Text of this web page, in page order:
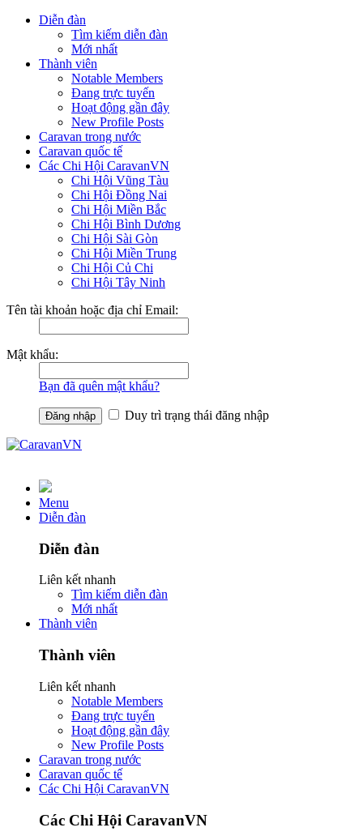
Diễn đàn
Tìm kiếm diễn đàn
Mới nhất
Thành viên
Notable Members
Đang trực tuyến
Hoạt động gần đây
New Profile Posts
Caravan trong nước
Caravan quốc tế
Các Chi Hội CaravanVN
Chi Hội Vũng Tàu
Chi Hội Đồng Nai
Chi Hội Miền Bắc
Chi Hội Bình Dương
Chi Hội Sài Gòn
Chi Hội Miền Trung
Chi Hội Củ Chi
Chi Hội Tây Ninh
Tên tài khoản hoặc địa chỉ Email:
Mật khẩu:
Bạn đã quên mật khẩu?
Duy trì trạng thái đăng nhập
Menu
Diễn đàn
Diễn đàn
Liên kết nhanh
Tìm kiếm diễn đàn
Mới nhất
Thành viên
Thành viên
Liên kết nhanh
Notable Members
Đang trực tuyến
Hoạt động gần đây
New Profile Posts
Caravan trong nước
Caravan quốc tế
Các Chi Hội CaravanVN
Các Chi Hội CaravanVN